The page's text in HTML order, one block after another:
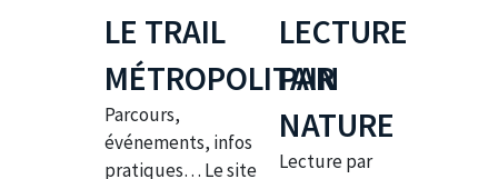
LE TRAIL
MÉTROPOLITAIN
Parcours,
événements, infos
pratiques… Le site
LECTURE
PAR
NATURE
Lecture par